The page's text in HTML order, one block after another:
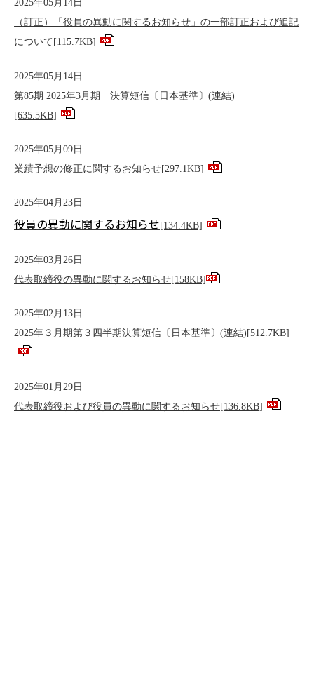
2025年05月14日
（訂正）「役員の異動に関するお知らせ」の一部訂正および追記
について [115.7KB]
2025年05月14日
第85期 2025年3月期 決算短信〔日本基準〕(連結)
[635.5KB]
2025年05月09日
業績予想の修正に関するお知らせ[297.1KB]
2025年04月23日
役員の異動に関するお知らせ [134.4KB]
2025年03月26日
代表取締役の異動に関するお知らせ[158KB]
2025年02月13日
2025年３月期第３四半期決算短信〔日本基準〕(連結) [512.7KB]
2025年01月29日
代表取締役および役員の異動に関するお知らせ[136.8KB]